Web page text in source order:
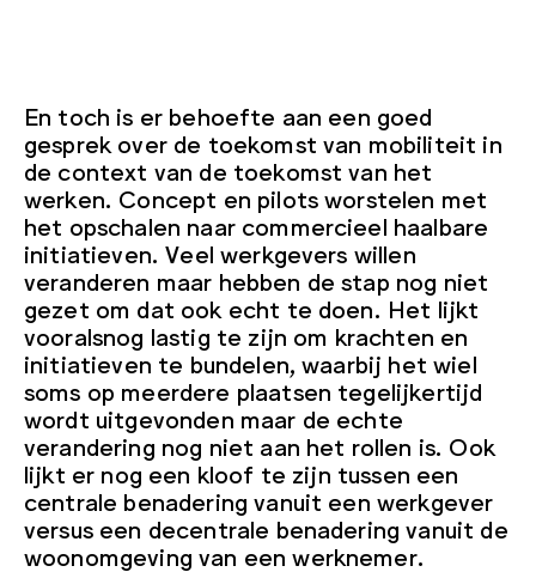
En toch is er behoefte aan een goed
gesprek over de toekomst van mobiliteit in
de context van de toekomst van het
werken. Concept en pilots worstelen met
het opschalen naar commercieel haalbare
initiatieven. Veel werkgevers willen
veranderen maar hebben de stap nog niet
gezet om dat ook echt te doen. Het lijkt
vooralsnog lastig te zijn om krachten en
initiatieven te bundelen, waarbij het wiel
soms op meerdere plaatsen tegelijkertijd
wordt uitgevonden maar de echte
verandering nog niet aan het rollen is. Ook
lijkt er nog een kloof te zijn tussen een
centrale benadering vanuit een werkgever
versus een decentrale benadering vanuit de
woonomgeving van een werknemer.